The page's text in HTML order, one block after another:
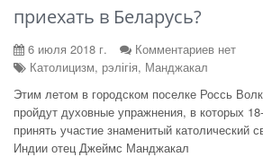
приехать в Беларусь?
6 июля 2018 г.
Комментариев нет
Католицизм, рэлігія, Манджакал
Этим летом в городском поселке Россь
пройдут духовные упражнения, в которых
принять участие знаменитый католический
Индии отец Джеймс Манджакал